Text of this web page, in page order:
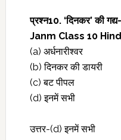
प्रश्‍न10. ‘दिनकर’ की
Janm Class 10
(a) अर्धनारीश्वर
(b) दिनकर की डायरी
(c) बट पीपल
(d) इनमें सभी
उत्तर-(d) इनमें सभी